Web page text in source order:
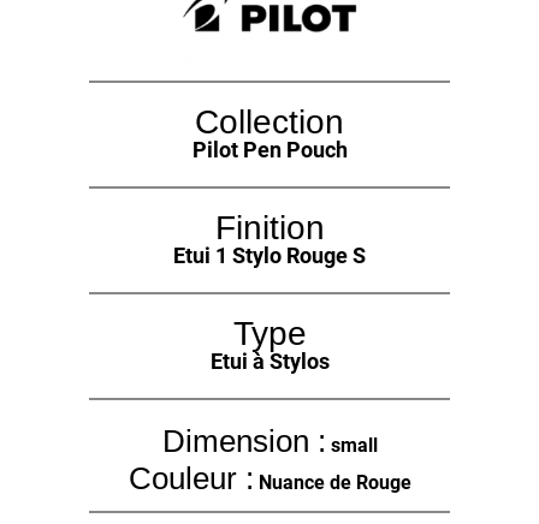
Collection
Pilot Pen Pouch
Finition
Etui 1 Stylo Rouge S
Type
Etui à Stylos
Dimension : small
Couleur : Nuance de Rouge